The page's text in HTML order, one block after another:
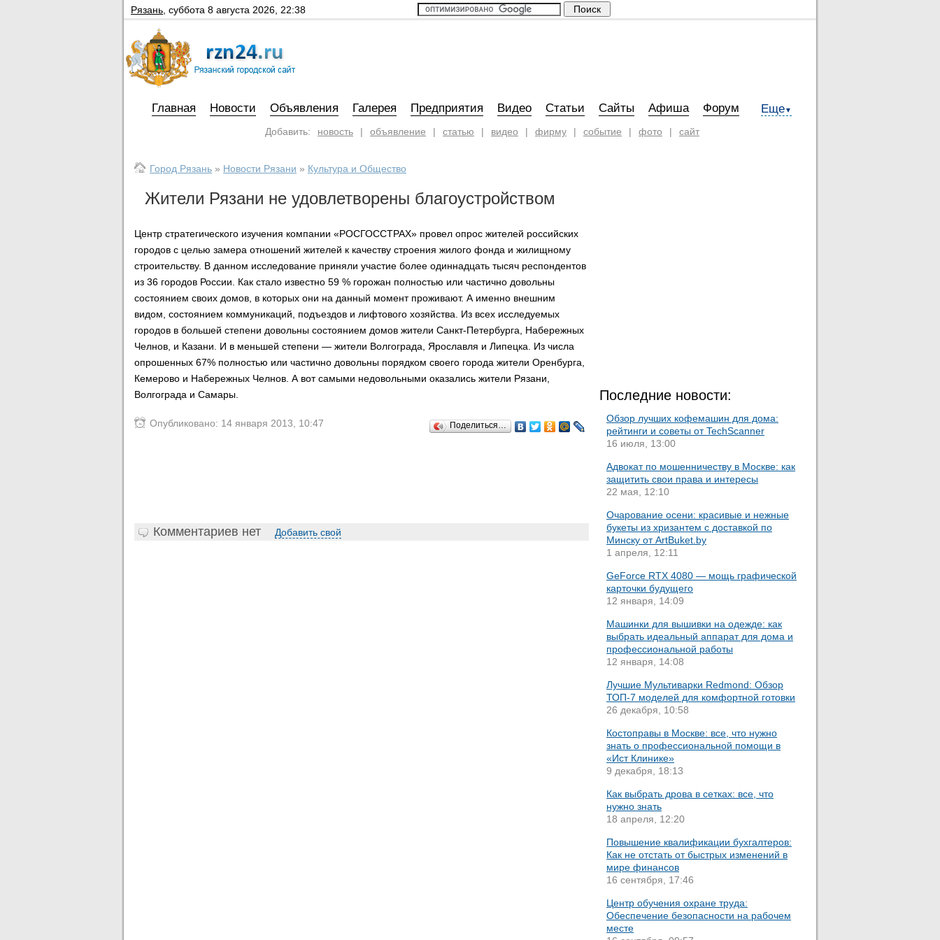
Рязань суббота 8 августа 2026, 22:38
Главная Новости Объявления Галерея Предприятия Видео Статьи Сайты Афиша Форум Еще▼
Добавить: новость | объявление | статью | видео | фирму | событие | фото | сайт
Город Рязань » Новости Рязани » Культура и Общество
Жители Рязани не удовлетворены благоустройством
Центр стратегического изучения компании «РОСГОССТРАХ» провел опрос жителей российских
городов с целью замера отношений жителей к качеству строения жилого фонда и жилищному
строительству. В данном исследование приняли участие более одиннадцать тысяч респондентов
из 36 городов России. Как стало известно 59 % горожан полностью или частично довольны
состоянием своих домов, в которых они на данный момент проживают. А именно внешним
видом, состоянием коммуникаций, подъездов и лифтового хозяйства. Из всех исследуемых
городов в большей степени довольны состоянием домов жители Санкт-Петербурга, Набережных
Челнов, и Казани. И в меньшей степени — жители Волгограда, Ярославля и Липецка. Из числа
опрошенных 67% полностью или частично довольны порядком своего города жители Оренбурга,
Кемерово и Набережных Челнов. А вот самыми недовольными оказались жители Рязани,
Волгограда и Самары.
Опубликовано: 14 января 2013, 10:47 Поделиться…
Комментариев нет Добавить свой
Последние новости:
Обзор лучших кофемашин для дома:
рейтинги и советы от TechScanner
16 июля, 13:00
Адвокат по мошенничеству в Москве: как
защитить свои права и интересы
22 мая, 12:10
Очарование осени: красивые и нежные
букеты из хризантем с доставкой по
Минску от ArtBuket.by
1 апреля, 12:11
GeForce RTX 4080 — мощь графической
карточки будущего
12 января, 14:09
Машинки для вышивки на одежде: как
выбрать идеальный аппарат для дома и
профессиональной работы
12 января, 14:08
Лучшие Мультиварки Redmond: Обзор
ТОП-7 моделей для комфортной готовки
26 декабря, 10:58
Костоправы в Москве: все, что нужно
знать о профессиональной помощи в
«Ист Клинике»
9 декабря, 18:13
Как выбрать дрова в сетках: все, что
нужно знать
18 апреля, 12:20
Повышение квалификации бухгалтеров:
Как не отстать от быстрых изменений в
мире финансов
16 сентября, 17:46
Центр обучения охране труда:
Обеспечение безопасности на рабочем
месте